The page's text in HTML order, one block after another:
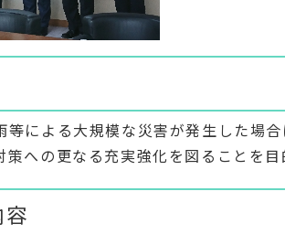
等による大規模な災害が発生した場
への更なる充実強化を図ることを目